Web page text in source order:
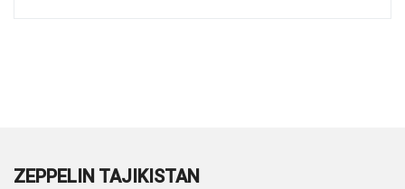
ZEPPELIN TAJIKISTAN